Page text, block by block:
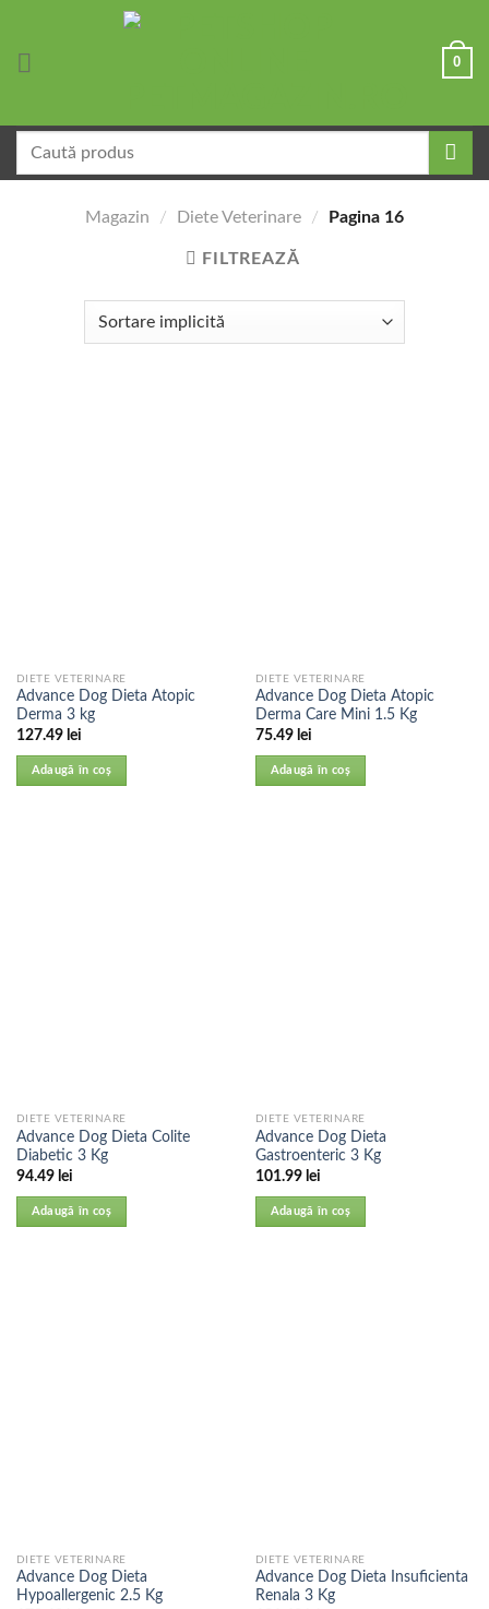
0
după:
Magazin / Diete Veterinare / Pagina 16
FILTREAZĂ
DIETE VETERINARE
Advance Dog Dieta Atopic
Derma 3 kg
127.49 lei
Adaugă în coș
DIETE VETERINARE
Advance Dog Dieta Atopic
Derma Care Mini 1.5 Kg
75.49 lei
Adaugă în coș
DIETE VETERINARE
Advance Dog Dieta Colite
Diabetic 3 Kg
94.49 lei
Adaugă în coș
DIETE VETERINARE
Advance Dog Dieta
Gastroenteric 3 Kg
101.99 lei
Adaugă în coș
DIETE VETERINARE
Advance Dog Dieta
Hypoallergenic 2.5 Kg
DIETE VETERINARE
Advance Dog Dieta Insuficienta
Renala 3 Kg